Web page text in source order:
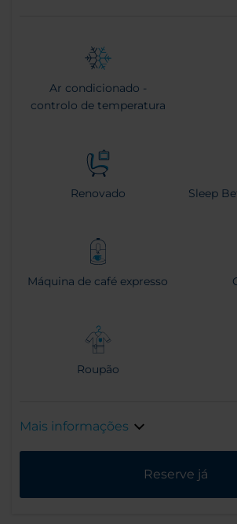
Ar condicionado -
controlo de temperatura
Renovado Sleep
Máquina de café expresso
Roupão
Mais informações
Reserve já